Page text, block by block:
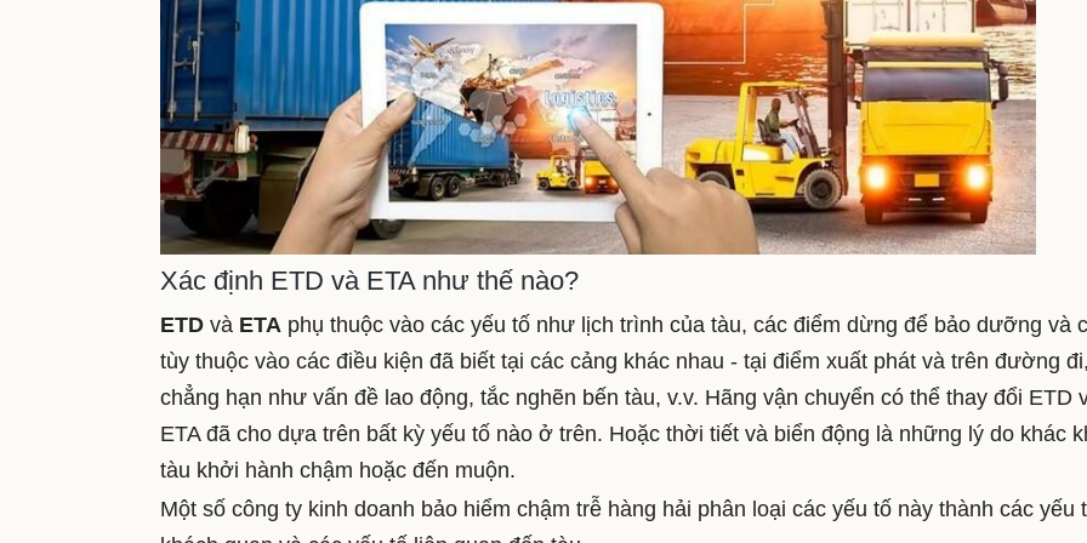
Xác định ETD và ETA như thế nào?
ETD và ETA phụ thuộc vào các yếu tố như lịch trình của tàu, các điểm dừng để bảo dưỡng và
tùy thuộc vào các điều kiện đã biết tại các cảng khác nhau - tại điểm xuất phát và trên đường đi,
chẳng hạn như vấn đề lao động, tắc nghẽn bến tàu, v.v. Hãng vận chuyển có thể thay đổi ETD
ETA đã cho dựa trên bất kỳ yếu tố nào ở trên. Hoặc thời tiết và biển động là những lý do khác
tàu khởi hành chậm hoặc đến muộn.
Một số công ty kinh doanh bảo hiểm chậm trễ hàng hải phân loại các yếu tố này thành các yếu